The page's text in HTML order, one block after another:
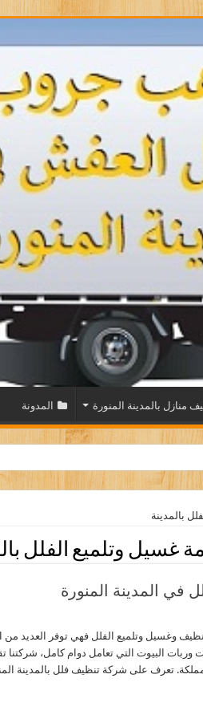
منازل بالمدينة المنورة المدونة
بالمدينة
غسيل وتلميع الفلل
في المدينة المنورة
وغسيل وتلميع الفلل فهي توفر العديد من
البيوت التي تعامل دوام كامل، شركتنا
تعرف على شركة تنظيف فلل بالمدينة